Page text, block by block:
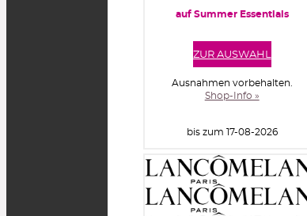
auf Summer Essentials
ZUR AUSWAHL
Ausnahmen vorbehalten.
Shop-Info »
bis zum 17-08-2026